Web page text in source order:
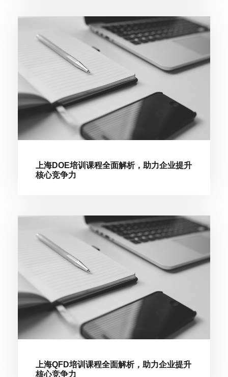
上海DOE培训课程全面解析，助力企业提升
核心竞争力
上海QFD培训课程全面解析，助力企业提升
核心竞争力